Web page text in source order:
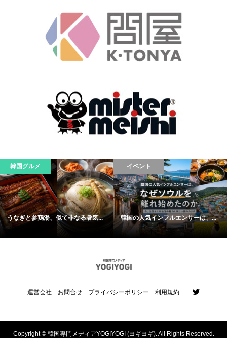
韓国グルメ
うなぎと参鶏湯、似て非なる暑気...
イベント
韓国の人気インフルエンサーは、...
運営会社 お問合せ プライバシーポリシー 利用規約
Copyright ©韓国専門メディアYOGIYOGI (ヨギヨギ). All Rights Reserved.